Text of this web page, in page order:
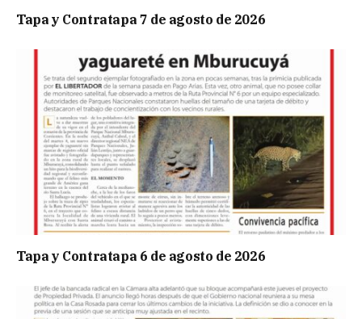
Tapa y Contratapa 7 de agosto de 2026
Tapa y Contratapa 6 de agosto de 2026